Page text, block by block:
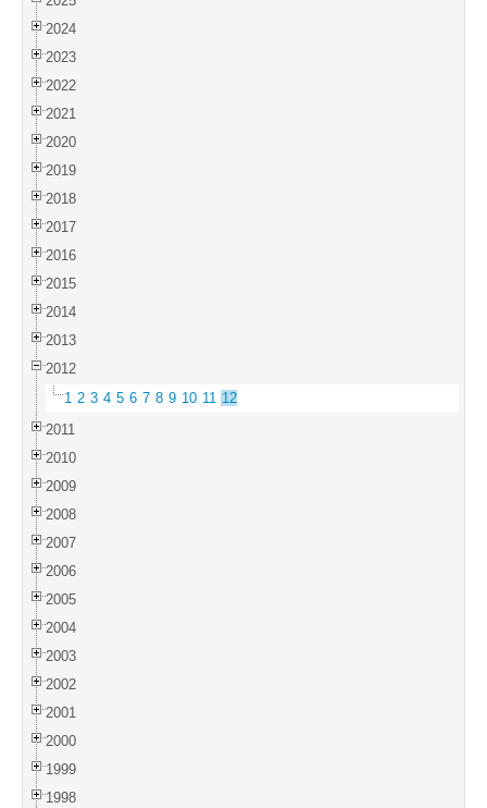
2024
2023
2022
2021
2020
2019
2018
2017
2016
2015
2014
2013
2012
1 2 3 4 5 6 7 8 9 10 11 12
2011
2010
2009
2008
2007
2006
2005
2004
2003
2002
2001
2000
1999
1998